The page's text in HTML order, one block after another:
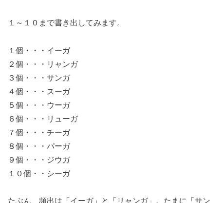
１～１０まで書き出してみます。
１個・・・イーガ
２個・・・リャンガ
３個・・・サンガ
４個・・・スーガ
５個・・・ウーガ
６個・・・リューガ
７個・・・チーガ
８個・・・パーガ
９個・・・ジウガ
１０個・・シーガ
たぶん、頻出は「イーガ」と「リャンガ」。たまに「サン